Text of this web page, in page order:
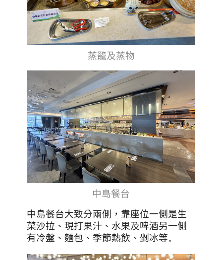
蒸籠及蒸物
中島餐台
中島餐台大致分兩側，靠座位一側是生
菜沙拉、現打果汁、水果及啤酒另一側
有冷盤、麵包、季節熱飲、剉冰等。